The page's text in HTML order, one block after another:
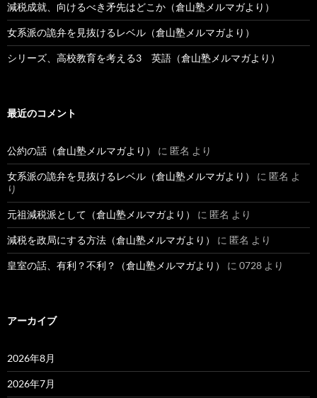
減税成就、向けるべき矛先はどこか（倉山塾メルマガより）
女系派の詭弁を見抜けるレベル（倉山塾メルマガより）
シリーズ、高校教育を考える3 英語（倉山塾メルマガより）
最近のコメント
公約の話（倉山塾メルマガより） に 匿名 より
女系派の詭弁を見抜けるレベル（倉山塾メルマガより） に 匿名 よ
り
元祖減税派として（倉山塾メルマガより） に 匿名 より
減税を政局にする方法（倉山塾メルマガより） に 匿名 より
皇室の話、有利？不利？（倉山塾メルマガより） に 0728 より
アーカイブ
2026年8月
2026年7月